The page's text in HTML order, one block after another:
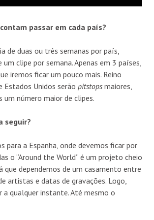
passar em cada país?
de duas ou três semanas por país,
clipe por semana. Apenas em 3 países,
iremos ficar um pouco mais. Reino
Estados Unidos serão pitstops maiores,
um número maior de clipes.
seguir?
para a Espanha, onde devemos ficar por
o “Around the World” é um projeto cheio
que dependemos de um casamento entre
artistas e datas de gravações. Logo,
a qualquer instante. Até mesmo o